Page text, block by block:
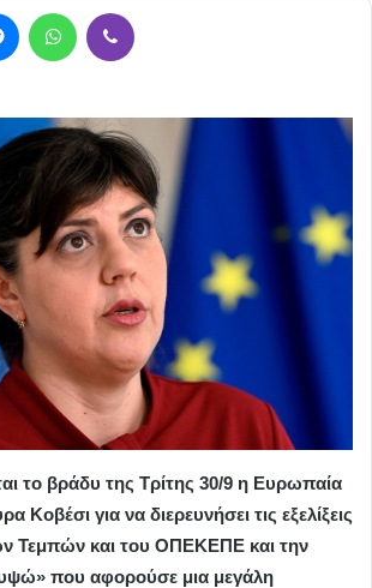
MessengerWhatsApp
το βράδυ της Τρίτης 30/9 η Ευρωπαία
Κοβέσι για να διερευνήσει τις εξελίξεις
Τεμπών και του ΟΠΕΚΕΠΕ και την
που αφορούσε μια μεγάλη